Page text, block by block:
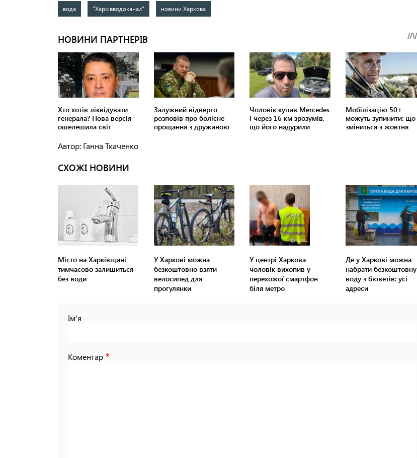
вода "Харківводоканал" новини Харкова
Автор: Ганна Ткаченко
СХОЖІ НОВИНИ
Місто на Харківщині
тимчасово залишиться
без води
У Харкові можна
безкоштовно взяти
велосипед для
прогулянки
У центрі Харкова
чоловік вихопив у
перехожої смартфон
біля метро
Де у Харкові можна
набрати безкоштовну
воду з бюветів: усі
адреси
Ім'я
Коментар